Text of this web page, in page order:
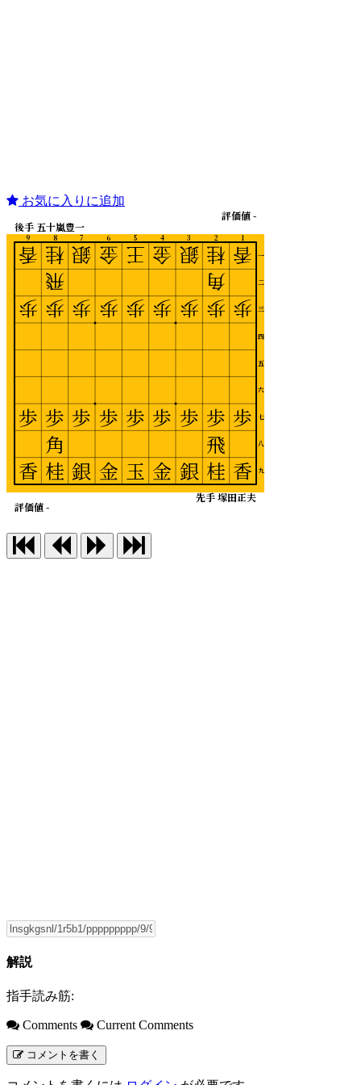
お気に入りに追加
1
2
3
4
5
6
7
8
9
一
二
三
四
五
六
七
八
九
先手 塚田正夫
後手 五十嵐豊一
評価値 -
評価値 -
香
歩
歩
香
桂
角
歩
歩
飛
桂
銀
歩
歩
銀
金
歩
歩
金
王
歩
歩
玉
金
歩
歩
金
銀
歩
歩
銀
桂
飛
歩
歩
角
桂
香
歩
歩
香
解説
指手読み筋:
Comments Current Comments
コメントを書く